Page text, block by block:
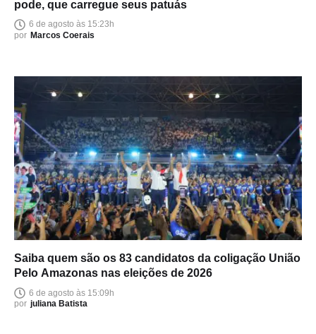
pode, que carregue seus patuás
6 de agosto às 15:23h
por Marcos Coerais
Saiba quem são os 83 candidatos da coligação União
Pelo Amazonas nas eleições de 2026
6 de agosto às 15:09h
por juliana Batista